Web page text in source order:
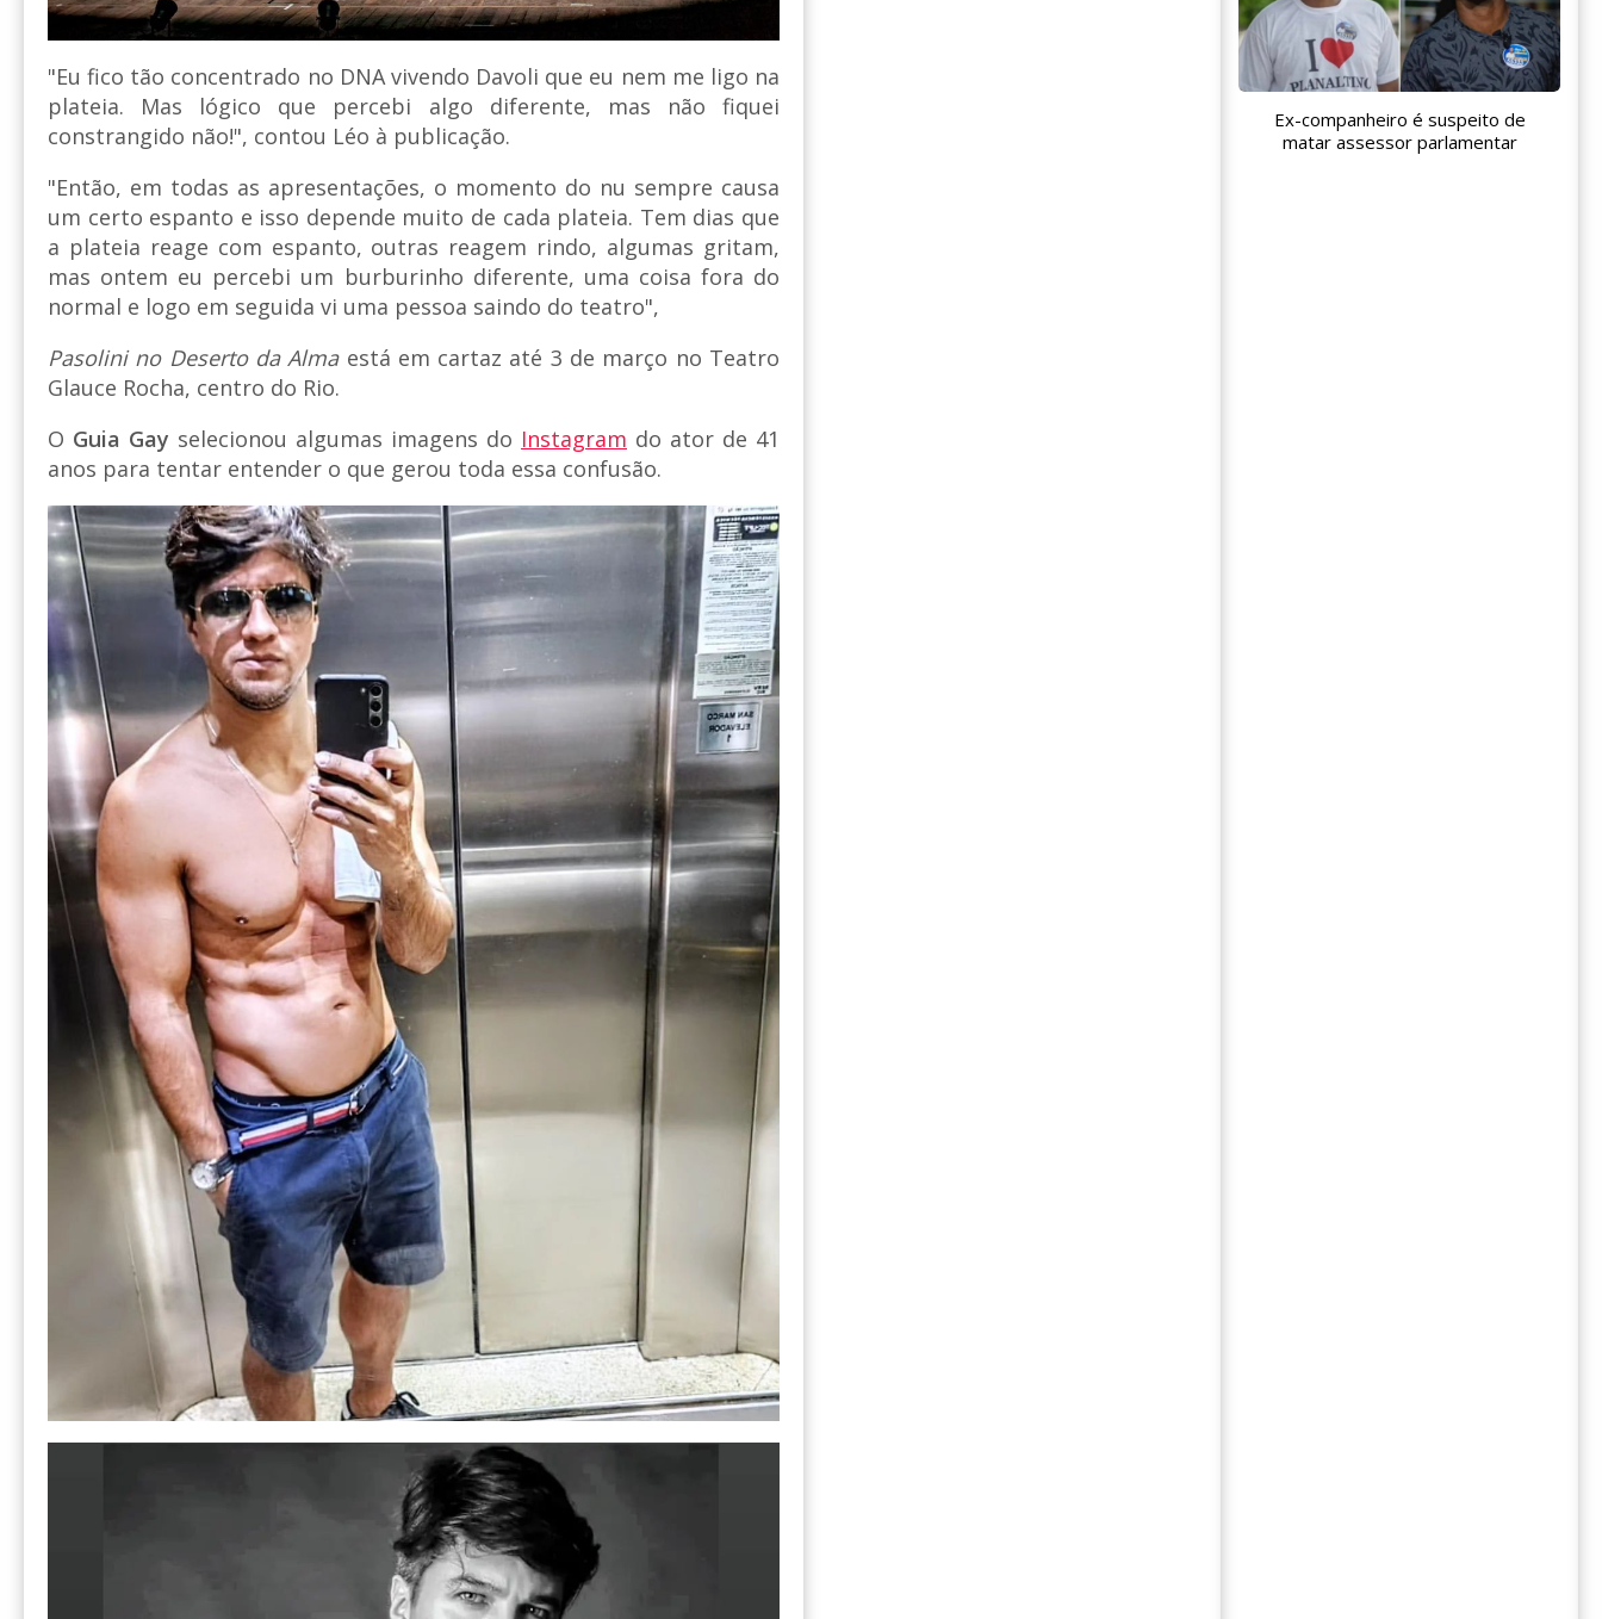
"Eu fico tão concentrado no DNA vivendo Davoli que eu nem me ligo na
plateia. Mas lógico que percebi algo diferente, mas não fiquei
constrangido não!", contou Léo à publicação.
"Então, em todas as apresentações, o momento do nu sempre causa
um certo espanto e isso depende muito de cada plateia. Tem dias que
a plateia reage com espanto, outras reagem rindo, algumas gritam,
mas ontem eu percebi um burburinho diferente, uma coisa fora do
normal e logo em seguida vi uma pessoa saindo do teatro",
Pasolini no Deserto da Almaestá em cartaz até 3 de março no Teatro
Glauce Rocha, centro do Rio.
O Guia Gay selecionou algumas imagens do Instagram do ator de 41
anos para tentar entender o que gerou toda essa confusão.
Ex-companheiro é suspeito de
matar assessor parlamentar